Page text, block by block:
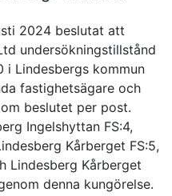
2024 beslutat att
undersökningstillstånd
i Lindesbergs kommun
fastighetsägare och
beslutet per post.
Ingelshyttan FS:4,
Kårberget FS:5,
Lindesberg Kårberget
denna kungörelse.